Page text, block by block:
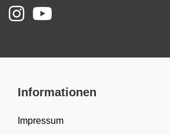
Informationen
Impressum